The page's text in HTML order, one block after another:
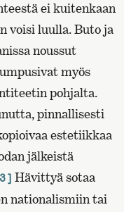
ei kuitenkaan
voisi luulla. Buto ja
noussut
myös
pohjalta.
pinnallisesti
estetiikkaa
jälkeistä
Hävittyä sotaa
nationalismiin tai